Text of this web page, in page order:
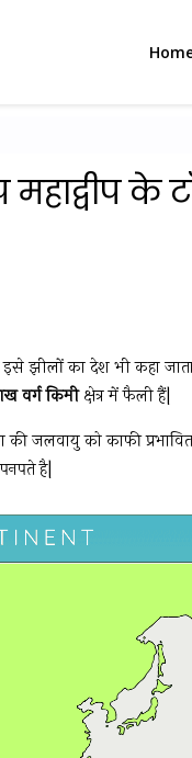
के
इसे झीलों का देश भी कहा
वर्ग किमीक्षेत्र में फैली हैं|
जलवायु को काफी
है|